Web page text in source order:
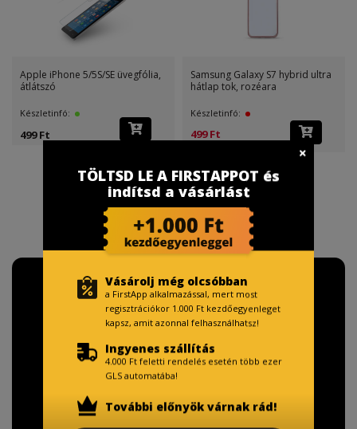
Apple iPhone 5/5S/SE üvegfólia,
átlátszó
Készletinfó:
499 Ft
Samsung Galaxy S7 hybrid ultra
hátlap tok, rozéara
Készletinfó:
499 Ft
(499 Ft )
TÖLTSD LE A FIRSTAPPOT és
indítsd a vásárlást
Vásárolj még olcsóbban
a FirstApp alkalmazással, mert most
regisztrációkor 1.000 Ft kezdőegyenleget
kapsz, amit azonnal felhasználhatsz!
Ingyenes szállítás
4.000 Ft feletti rendelés esetén több ezer
GLS automatába!
További előnyök várnak rád!